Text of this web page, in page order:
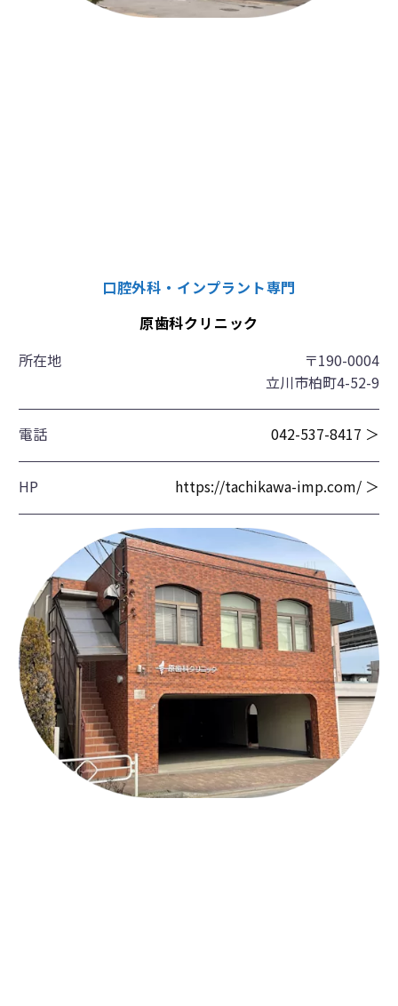
口腔外科・インプラント専門
原歯科クリニック
所在地
〒190-0004
立川市柏町4-52-9
電話 042-537-8417 ＞
HP https://tachikawa-imp.com/ ＞